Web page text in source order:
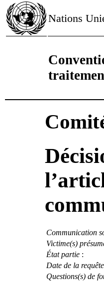
Nations
Communication
Victime(s)
État partie :
Date de la requête
Questions(s) de